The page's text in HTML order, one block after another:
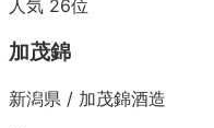
人気 26位
加茂錦
新潟県 / 加茂錦酒造